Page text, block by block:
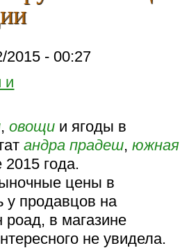
2015 - 00:27
,овощи и ягоды в
андра прадеш,южная
2015 года.
цены в
у продавцов на
роад, в магазине
не увидела.